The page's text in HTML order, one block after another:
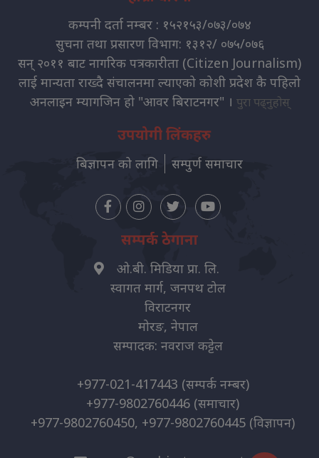
कम्पनी दर्ता नम्बर : १५२१५३/०७३/०७४
सुचना तथा प्रसारण विभाग: १३१२/ ०७५/०७६
सन् २०११ बाट नागरिक पत्रकारीता (Citizen Journalism)
लाई मान्यता राख्दै संचालनमा ल्याएको कोशी प्रदेश कै पहिलो
अनलाइन म्यागजिन हो "आवर बिराटनगर" । पुरा पढ्नुहोस्
उपयोगी लिंकहरु
बिज्ञापन को लागि सम्पुर्ण समाचार
सम्पर्क ठेगाना
ओ.बी. मिडिया प्रा. लि.
स्वागत मार्ग, जनपथ टोल
विराटनगर
मोरङ, नेपाल
सम्पादक: नवराज कट्टेल
+977-021-417443 (सम्पर्क नम्बर)
+977-9802760446 (समाचार)
+977-9802760450, +977-9802760445 (विज्ञापन)